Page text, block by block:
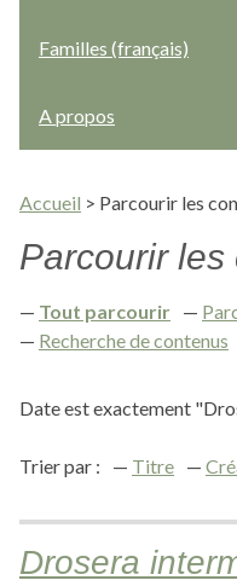
Familles (français)
A propos
Accueil > Parcourir les
Parcourir les
Tout parcourir
Recherche de contenus
Date est exactement
Trier par : Titre
Drosera